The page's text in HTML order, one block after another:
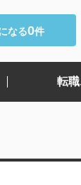
なる0件
転